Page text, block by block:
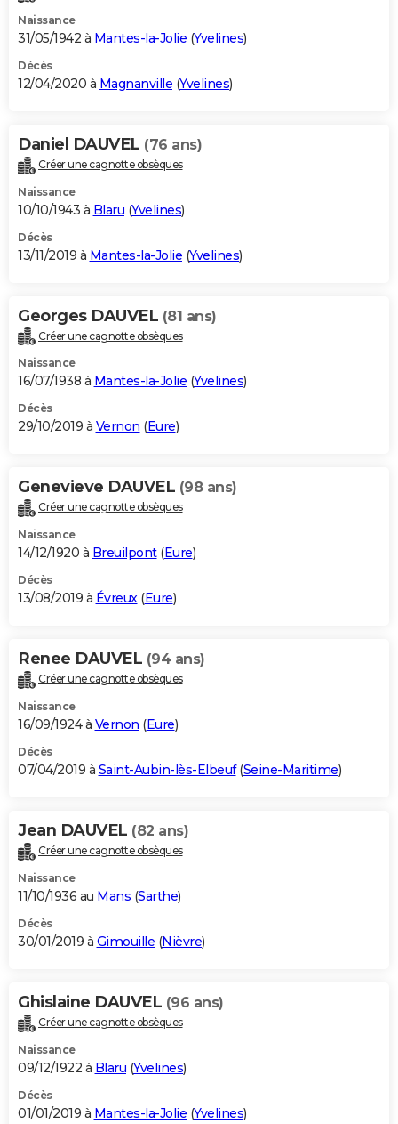
Naissance
31/05/1942 à Mantes-la-Jolie (Yvelines)
Décès
12/04/2020 à Magnanville (Yvelines)
Daniel DAUVEL (76 ans)
Créer une cagnotte obsèques
Naissance
10/10/1943 à Blaru (Yvelines)
Décès
13/11/2019 à Mantes-la-Jolie (Yvelines)
Georges DAUVEL (81 ans)
Créer une cagnotte obsèques
Naissance
16/07/1938 à Mantes-la-Jolie (Yvelines)
Décès
29/10/2019 à Vernon (Eure)
Genevieve DAUVEL (98 ans)
Créer une cagnotte obsèques
Naissance
14/12/1920 à Breuilpont(Eure)
Décès
13/08/2019 à Évreux(Eure)
Renee DAUVEL (94 ans)
Créer une cagnotte obsèques
Naissance
16/09/1924 à Vernon (Eure)
Décès
07/04/2019 à Saint-Aubin-lès-Elbeuf(Seine-Maritime)
Jean DAUVEL (82 ans)
Créer une cagnotte obsèques
Naissance
11/10/1936 au Mans (Sarthe)
Décès
30/01/2019 à Gimouille (Nièvre)
Ghislaine DAUVEL (96 ans)
Créer une cagnotte obsèques
Naissance
09/12/1922 à Blaru (Yvelines)
Décès
01/01/2019 à Mantes-la-Jolie (Yvelines)